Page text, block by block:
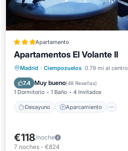
Apartamento
Apartamentos El Volante II
Madrid · Ciempozuelos 0.79 mi al centro
7.4 Muy bueno(48 Reseñas)
1 Dormitorio 1 Baño 4 Invitados
Desayuno Aparcamiento
Desayuno Aparcamiento
Aire acondicionado
€118/noche
7 noches - €824